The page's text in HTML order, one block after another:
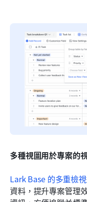
多種視圖用於專案的
Lark Base 的多重檢視
資料，提升專案管理